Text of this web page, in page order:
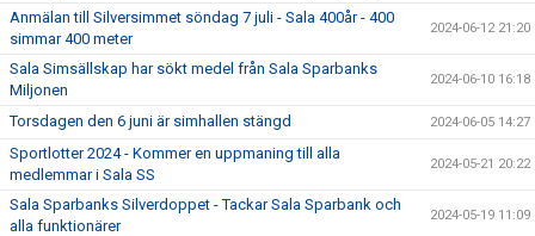
Anmälan till Silversimmet söndag 7 juli - Sala 400år - 400
simmar 400 meter
2024-06-12 21:20
Sala Simsällskap har sökt medel från Sala Sparbanks
Miljonen
2024-06-10 16:18
Torsdagen den 6 juni är simhallen stängd 2024-06-05 14:27
Sportlotter 2024 - Kommer en uppmaning till alla
medlemmar i Sala SS
2024-05-21 20:22
Sala Sparbanks Silverdoppet - Tackar Sala Sparbank och
alla funktionärer
2024-05-19 11:09